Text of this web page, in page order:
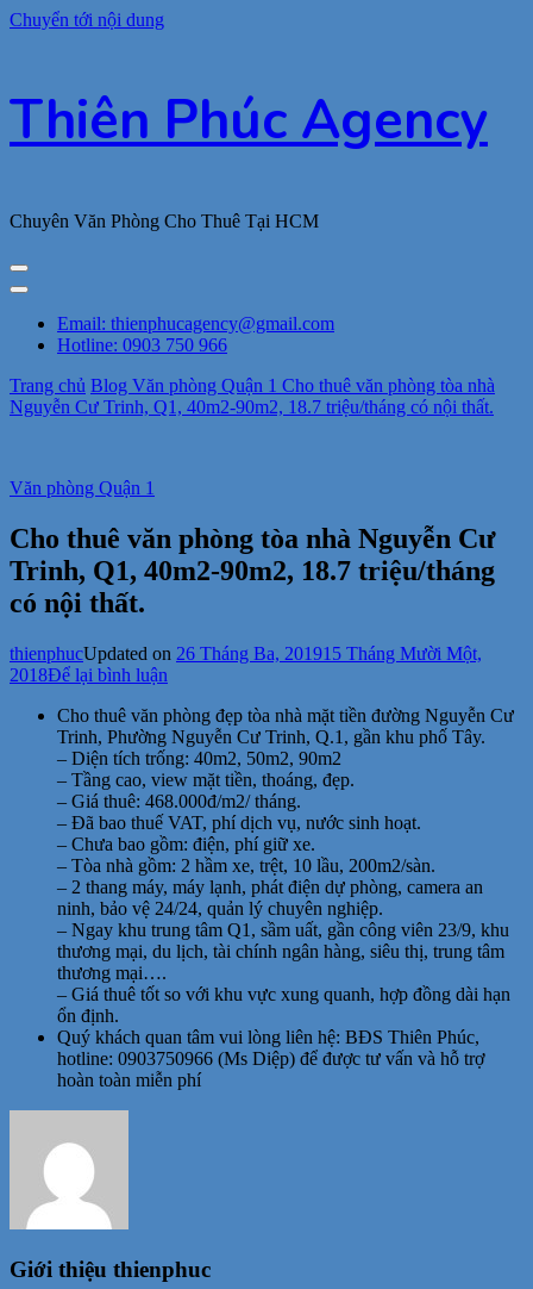
Chuyển tới nội dung
Thiên Phúc Agency
Chuyên Văn Phòng Cho Thuê Tại HCM
Email: thienphucagency@gmail.com
Hotline: 0903 750 966
Trang chủ Blog Văn phòng Quận 1 Cho thuê văn phòng tòa nhà
Nguyễn Cư Trinh, Q1, 40m2-90m2, 18.7 triệu/tháng có nội thất.
Văn phòng Quận 1
Cho thuê văn phòng tòa nhà Nguyễn Cư
Trinh, Q1, 40m2-90m2, 18.7 triệu/tháng
có nội thất.
thienphucUpdated on 26 Tháng Ba, 201915 Tháng Mười Một,
2018Để lại bình luận
thuê
văn
phòng
tòa
nhà
Nguyễn
Cư
Trinh,
Q1,
40m2-
90m2,
18.7
có
thất.
Cho thuê văn phòng đẹp tòa nhà mặt tiền đường Nguyễn Cư
Trinh, Phường Nguyễn Cư Trinh, Q.1, gần khu phố Tây.
– Diện tích trống: 40m2, 50m2, 90m2
– Tầng cao, view mặt tiền, thoáng, đẹp.
– Giá thuê: 468.000đ/m2/ tháng.
– Đã bao thuế VAT, phí dịch vụ, nước sinh hoạt.
– Chưa bao gồm: điện, phí giữ xe.
– Tòa nhà gồm: 2 hầm xe, trệt, 10 lầu, 200m2/sàn.
– 2 thang máy, máy lạnh, phát điện dự phòng, camera an
ninh, bảo vệ 24/24, quản lý chuyên nghiệp.
– Ngay khu trung tâm Q1, sầm uất, gần công viên 23/9, khu
thương mại, du lịch, tài chính ngân hàng, siêu thị, trung tâm
thương mại….
– Giá thuê tốt so với khu vực xung quanh, hợp đồng dài hạn
ổn định.
Quý khách quan tâm vui lòng liên hệ: BĐS Thiên Phúc,
hotline: 0903750966 (Ms Diệp) để được tư vấn và hỗ trợ
hoàn toàn miễn phí
Giới thiệu thienphuc